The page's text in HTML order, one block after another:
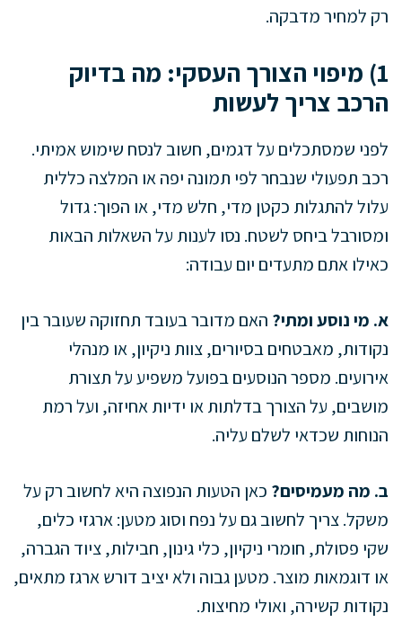
רק למחיר מדבקה.
1) מיפוי הצורך העסקי: מה בדיוק
הרכב צריך לעשות
לפני שמסתכלים על דגמים, חשוב לנסח שימוש אמיתי.
רכב תפעולי שנבחר לפי תמונה יפה או המלצה כללית
עלול להתגלות כקטן מדי, חלש מדי, או הפוך: גדול
ומסורבל ביחס לשטח. נסו לענות על השאלות הבאות
כאילו אתם מתעדים יום עבודה:
א. מי נוסע ומתי? האם מדובר בעובד תחזוקה שעובר בין
נקודות, מאבטחים בסיורים, צוות ניקיון, או מנהלי
אירועים. מספר הנוסעים בפועל משפיע על תצורת
מושבים, על הצורך בדלתות או ידיות אחיזה, ועל רמת
הנוחות שכדאי לשלם עליה.
ב. מה מעמיסים? כאן הטעות הנפוצה היא לחשוב רק על
משקל. צריך לחשוב גם על נפח וסוג מטען: ארגזי כלים,
שקי פסולת, חומרי ניקיון, כלי גינון, חבילות, ציוד הגברה,
או דוגמאות מוצר. מטען גבוה ולא יציב דורש ארגז מתאים,
נקודות קשירה, ואולי מחיצות.